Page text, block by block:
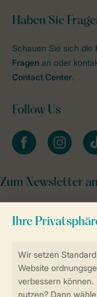
Sicher und
Haben Sie
Schauen Sie sich die
Fragen an oder
Contact Center.
Follow Us
facebookinstagram
Zum Newsletter